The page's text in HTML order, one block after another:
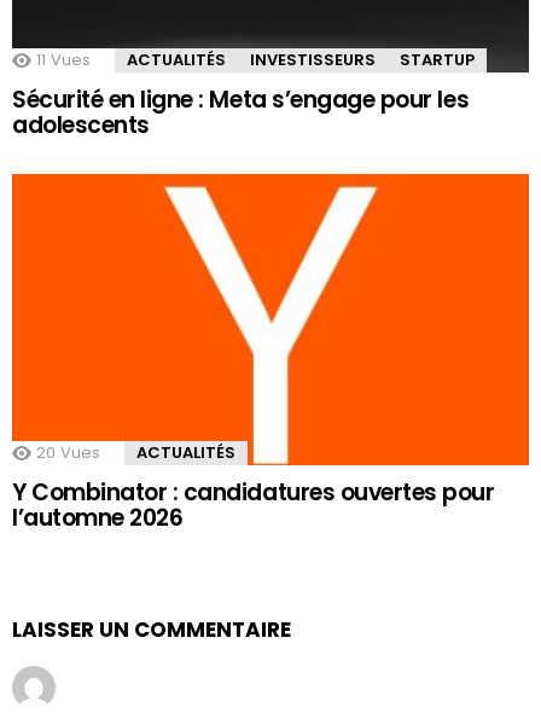
11 Vues ACTUALITÉS INVESTISSEURS STARTUP
Sécurité en ligne : Meta s’engage pour les
adolescents
20 Vues ACTUALITÉS
Y Combinator : candidatures ouvertes pour
l’automne 2026
LAISSER UN COMMENTAIRE